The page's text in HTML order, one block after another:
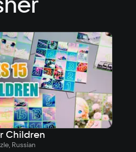
Children
Russian